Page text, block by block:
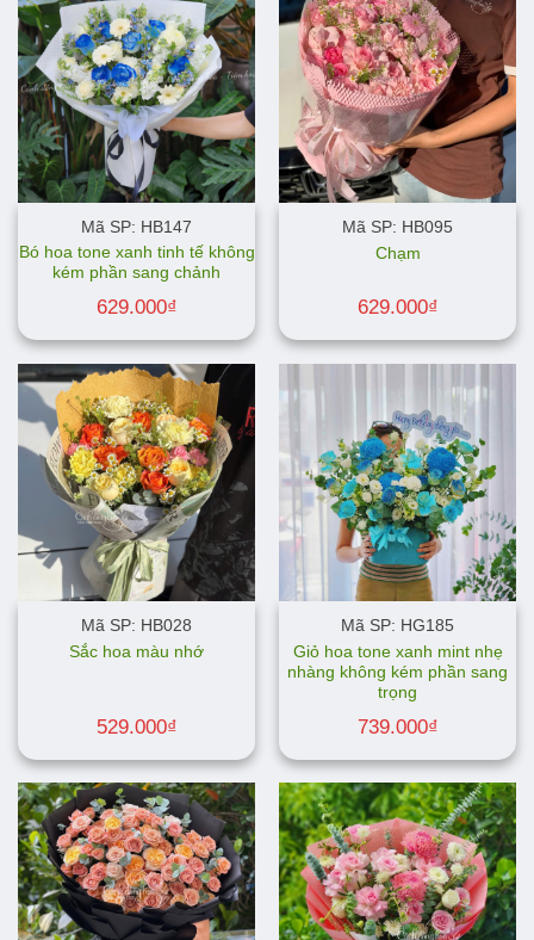
Mã SP: HB147
Bó hoa tone xanh tinh tế không
kém phần sang chảnh
629.000₫
Mã SP: HB095
Chạm
629.000₫
Mã SP: HB028
Sắc hoa màu nhớ
529.000₫
Mã SP: HG185
Giỏ hoa tone xanh mint nhẹ
nhàng không kém phần sang
trọng
739.000₫